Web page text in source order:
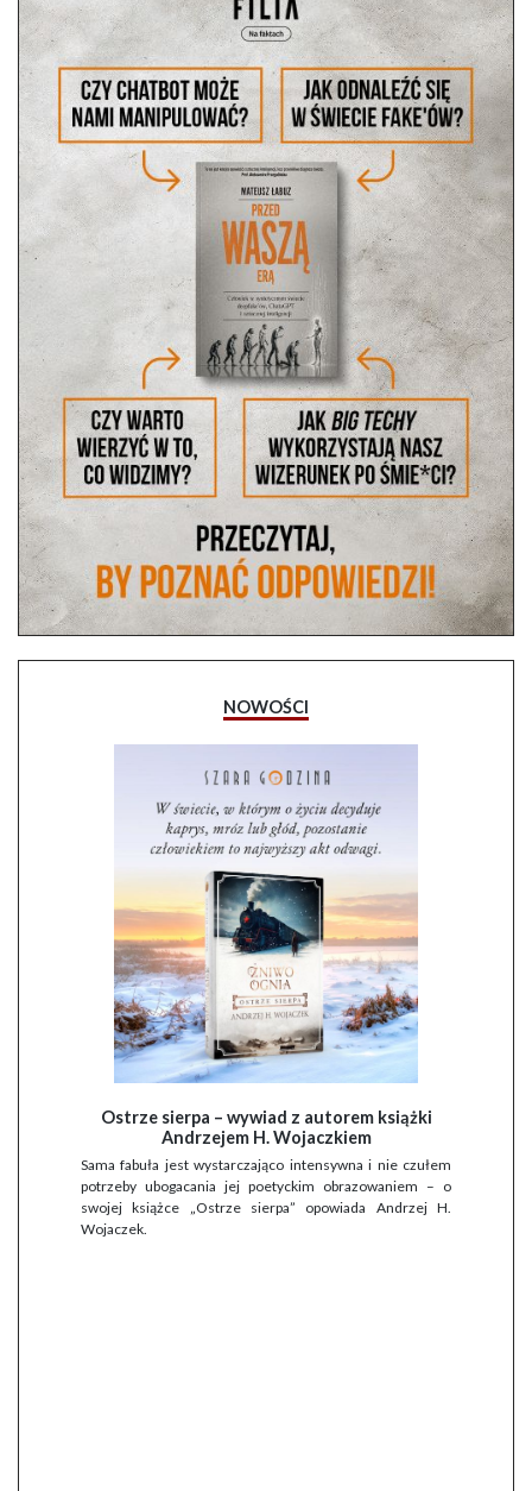
NOWOŚCI
Ostrze sierpa – wywiad z autorem książki
Andrzejem H. Wojaczkiem
Sama fabuła jest wystarczająco intensywna i nie czułem
potrzeby ubogacania jej poetyckim obrazowaniem – o
swojej książce „Ostrze sierpa” opowiada Andrzej H.
Wojaczek.